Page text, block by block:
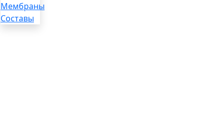
Мембраны
Составы